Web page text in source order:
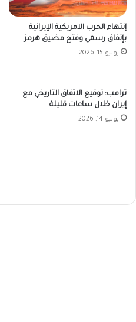
إنتهاء الحرب الامريكية الإيرانية
بإتفاق رسمي وفتح مضيق هرمز
يونيو 15, 2026
ترامب: توقيع الاتفاق التاريخي مع
إيران خلال ساعات قليلة
يونيو 14, 2026